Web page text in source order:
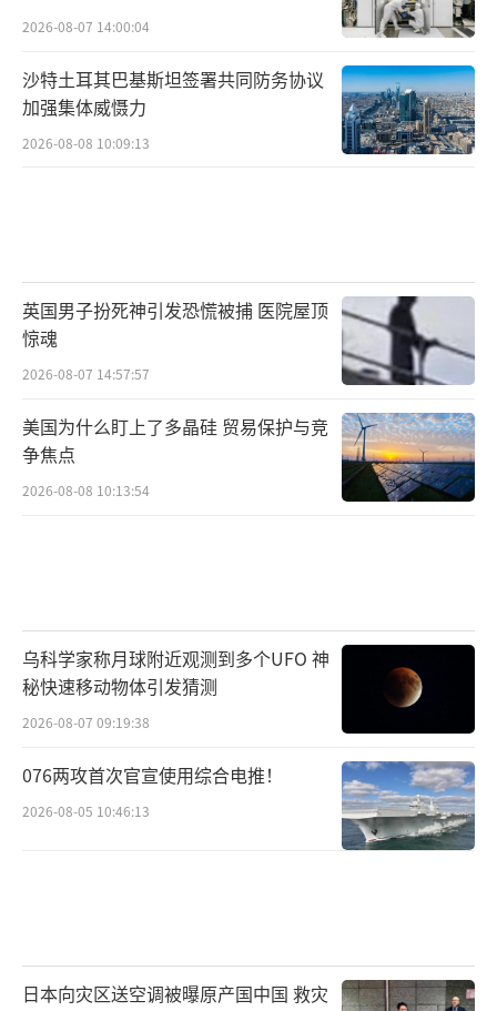
2026-08-07 14:00:04
沙特土耳其巴基斯坦签署共同防务协议
加强集体威慑力
2026-08-08 10:09:13
英国男子扮死神引发恐慌被捕 医院屋顶
惊魂
2026-08-07 14:57:57
美国为什么盯上了多晶硅 贸易保护与竞
争焦点
2026-08-08 10:13:54
乌科学家称月球附近观测到多个UFO 神
秘快速移动物体引发猜测
2026-08-07 09:19:38
076两攻首次官宣使用综合电推！
2026-08-05 10:46:13
日本向灾区送空调被曝原产国中国 救灾